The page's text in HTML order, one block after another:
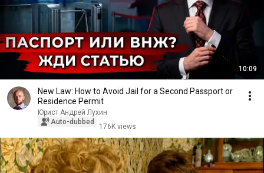
10:09
New Law: How to Avoid Jail for a Second Passport or
Residence Permit
Юрист Андрей Лухин
Auto-dubbed
176K views